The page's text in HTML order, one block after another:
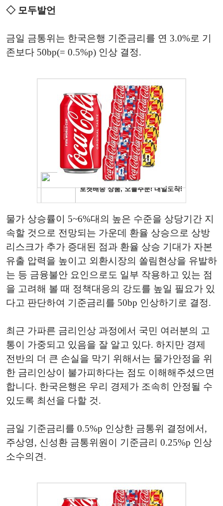
◇ 모두발언
금일 금통위는 한국은행 기준금리를 연 3.0%로 기
존보다 50bp(= 0.5%p) 인상 결정.
물가 상승률이 5~6%대의 높은 수준을 상당기간 지
속할 것으로 전망되는 가운데 환율 상승으로 상방
리스크가 추가 증대된 점과 환율 상승 기대가 자본
유출 압력을 높이고 외환시장의 쏠림현상을 유발하
는 등 금융불안 요인으로도 일부 작용하고 있는 점
을 고려해 볼 때 정책대응의 강도를 높일 필요가 있
다고 판단하여 기준금리를 50bp 인상하기로 결정.
최근 가파른 금리인상 과정에서 국민 여러분의 고
통이 가중되고 있음을 잘 알고 있다. 하지만 경제
전반의 더 큰 손실을 막기 위해서는 물가안정을 위
한 금리인상이 불가피하다는 점도 이해해주셨으면
합니다. 한국은행은 우리 경제가 조속히 안정될 수
있도록 최선을 다할 것.
금일 기준금리를 0.5%p 인상한 금통위 결정에서,
주상영, 신성환 금통위원이 기준금리 0.25%p 인상
소수의견.